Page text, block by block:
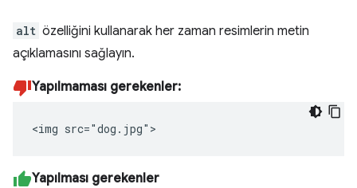
alt özelliğini kullanarak her zaman resimlerin metin
açıklamasını sağlayın.
Yapılmaması gerekenler:
<img src="dog.jpg">
Yapılması gerekenler